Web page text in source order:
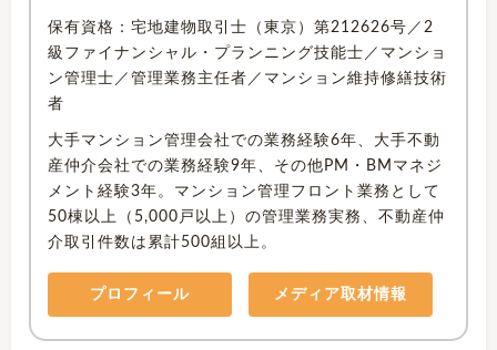
保有資格：宅地建物取引士（東京）第212626号／2
級ファイナンシャル・プランニング技能士／マンショ
ン管理士／管理業務主任者／マンション維持修繕技術
者
大手マンション管理会社での業務経験6年、大手不動
産仲介会社での業務経験9年、その他PM・BMマネジ
メント経験3年。マンション管理フロント業務として
50棟以上（5,000戸以上）の管理業務実務、不動産仲
介取引件数は累計500組以上。
プロフィール メディア取材情報